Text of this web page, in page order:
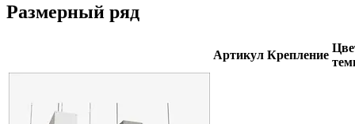
Размерный ряд
Артикул Крепление